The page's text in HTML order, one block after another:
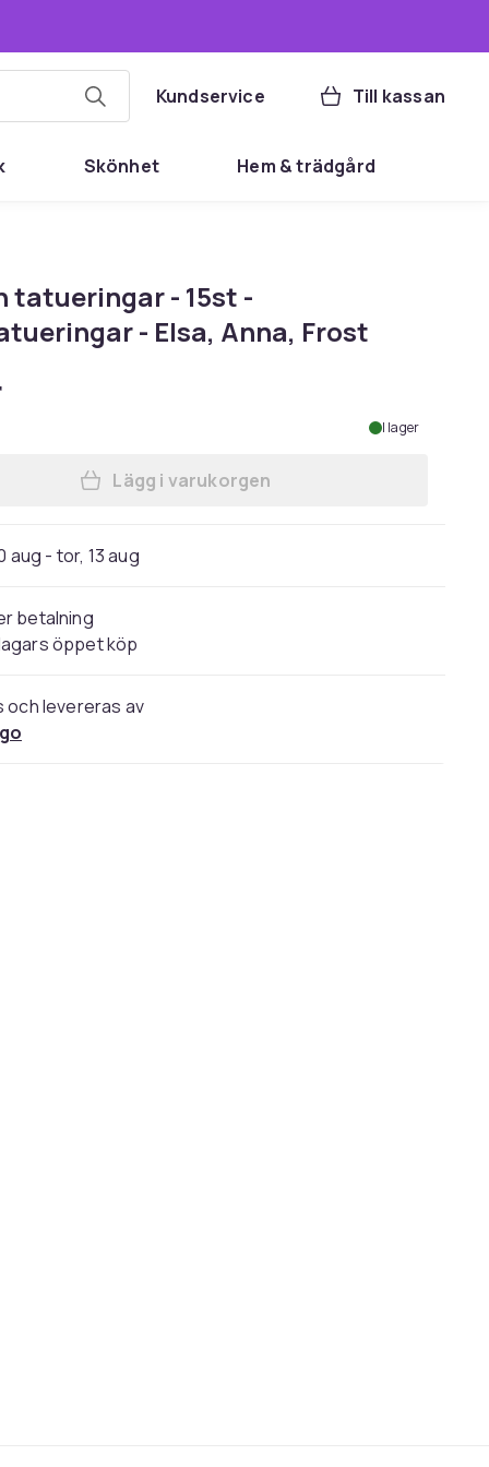
Kundservice Till kassan
Skönhet Hem & trädgård
tatueringar - 15st -
- Elsa, Anna, Frost
I lager
Lägg till Frozen tatueringar - 15st -
Lägg i varukorgen
aug - tor, 13 aug
betalning
öppet köp
och levereras av